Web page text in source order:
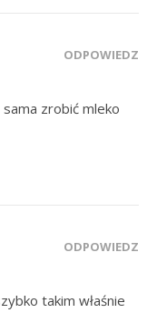
ODPOWIEDZ
sama zrobić mleko
ODPOWIEDZ
takim właśnie